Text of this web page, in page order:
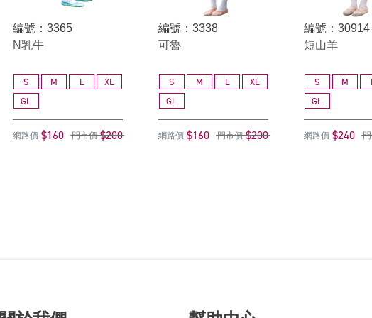
編號：3365
N乳牛
S M L
XL
GL
網路價 $160 門市價 $200
編號：3338
可魯
S M L
XL
GL
網路價 $160 門市價 $200
編號：30914
短山羊
S M
GL
網路價 $240